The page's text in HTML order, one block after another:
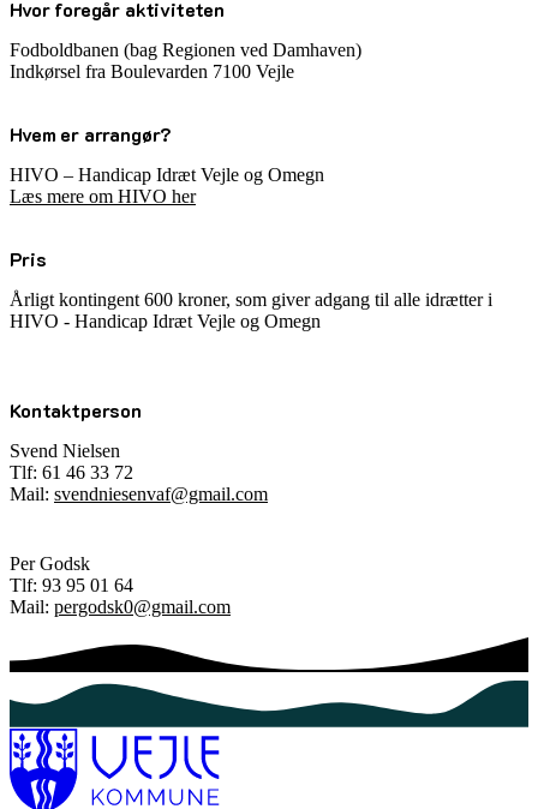
Hvor foregår aktiviteten
Fodboldbanen (bag Regionen ved Damhaven)
Indkørsel fra Boulevarden 7100 Vejle
Hvem er arrangør?
HIVO – Handicap Idræt Vejle og Omegn
Læs mere om HIVO her
Pris
Årligt kontingent 600 kroner, som giver adgang til alle idrætter i
HIVO - Handicap Idræt Vejle og Omegn
Kontaktperson
Svend Nielsen
Tlf: 61 46 33 72
Mail: svendniesenvaf@gmail.com
Per Godsk
Tlf: 93 95 01 64
Mail: pergodsk0@gmail.com